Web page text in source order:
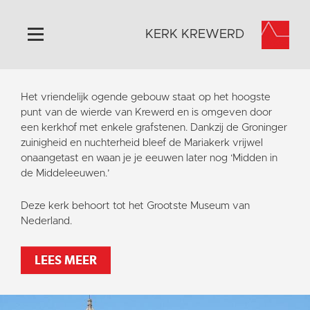
Home
Algemeen
Historie
Omgeving
Het Grootste Museum
Activiteiten
Steun ons
Contact
Vaktaal
KERK KREWERD
Het vriendelijk ogende gebouw staat op het hoogste
punt van de wierde van Krewerd en is omgeven door
een kerkhof met enkele grafstenen. Dankzij de Groninger
zuinigheid en nuchterheid bleef de Mariakerk vrijwel
onaangetast en waan je je eeuwen later nog ‘Midden in
de Middeleeuwen.’
Deze kerk behoort tot het Grootste Museum van
Nederland.
LEES MEER